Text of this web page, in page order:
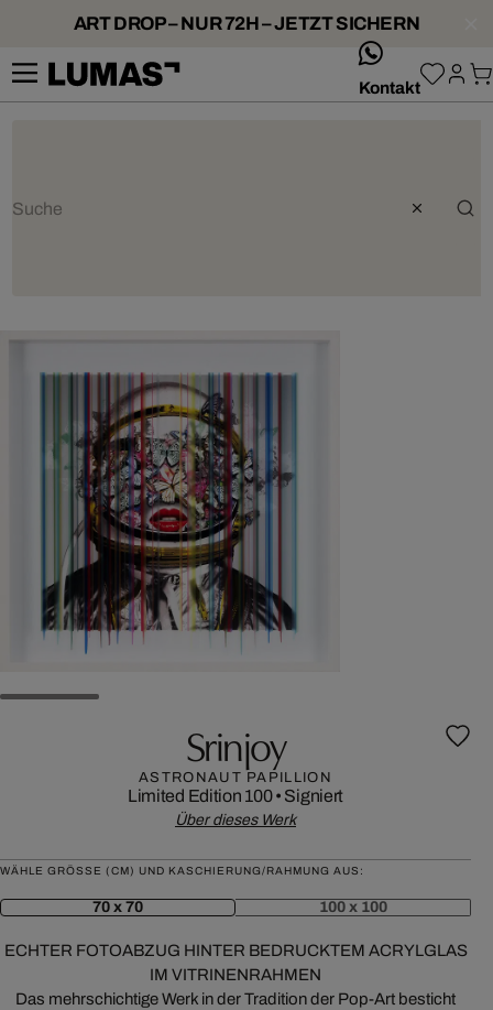
ART DROP – NUR 72H – JETZT SICHERN
Kontakt
Srinjoy
ASTRONAUT PAPILLION
Limited Edition 100• Signiert
Über dieses Werk
WÄHLE GRÖSSE (CM) UND KASCHIERUNG/RAHMUNG AUS:
70 x 70 100 x 100
ECHTER FOTOABZUG HINTER BEDRUCKTEM ACRYLGLAS
IM VITRINENRAHMEN
Das mehrschichtige Werk in der Tradition der Pop-Art besticht